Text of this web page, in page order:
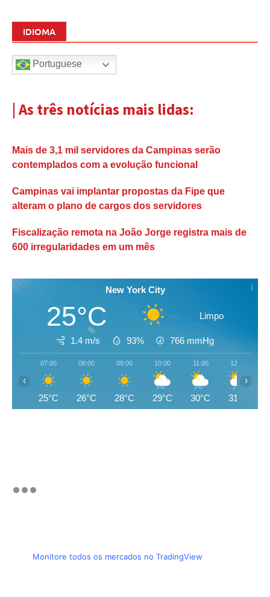
IDIOMA
Portuguese
| As três notícias mais lidas:
Mais de 3,1 mil servidores da Campinas serão
contemplados com a evolução funcional
Campinas vai implantar propostas da Fipe que
alteram o plano de cargos dos servidores
Fiscalização remota na João Jorge registra mais de
600 irregularidades em um mês
New York City
25°C Limpo
1.4 m/s 93% 766 mmHg
07:00
25°C
08:00
26°C
09:00
28°C
10:00
29°C
11:00
30°C
12:00
31°C
‹ ›
Monitore todos os mercados no TradingView